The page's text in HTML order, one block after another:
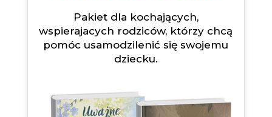
Pakiet dla kochających,
wspierajacych rodziców, którzy chcą
pomóc usamodzilenić się swojemu
dziecku.